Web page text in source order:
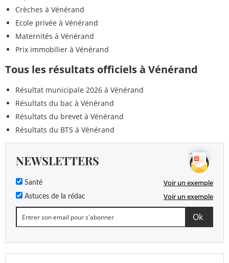
Crèches à Vénérand
Ecole privée à Vénérand
Maternités à Vénérand
Prix immobilier à Vénérand
Tous les résultats officiels à Vénérand
Résultat municipale 2026 à Vénérand
Résultats du bac à Vénérand
Résultats du brevet à Vénérand
Résultats du BTS à Vénérand
NEWSLETTERS
Santé Voir un exemple
Astuces de la rédac Voir un exemple